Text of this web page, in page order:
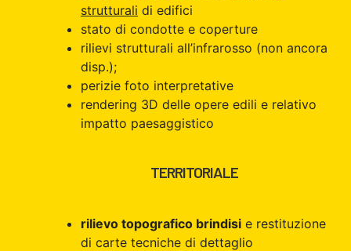
strutturali di edifici
stato di condotte e coperture
rilievi strutturali all’infrarosso (non ancora
disp.);
perizie foto interpretative
rendering 3D delle opere edili e relativo
impatto paesaggistico
TERRITORIALE
rilievo topografico brindisi e restituzione
di carte tecniche di dettaglio